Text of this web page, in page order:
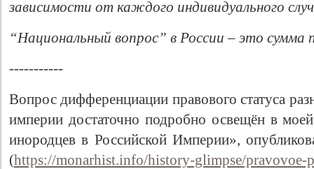
зависимости от каждого индивидуального
“Национальный вопрос” в России – это сумма
-----------
Вопрос дифференциации правового статуса
империи достаточно подробно освещён в
инородцев в Российской Империи»,
(https://monarhist.info/history-glimpse/pravovoe-